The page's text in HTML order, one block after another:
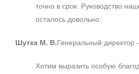
точно в срок. Руководство
осталось довольно.
Шутка М. В.Генеральный
Хотим выразить особую